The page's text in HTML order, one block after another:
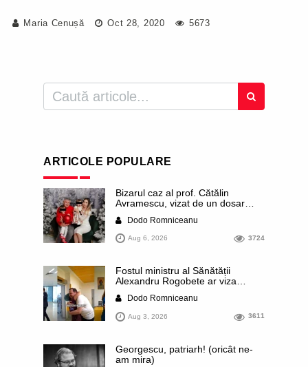
Maria Cenușă Oct 28, 2020 5673
ARTICOLE POPULARE
Bizarul caz al prof. Cătălin
Avramescu, vizat de un dosar
infantilă”. Miroase a execuție
stalinistă. Cea mai imundă parte a
presei publică inclusiv documente
dezvăluite date ultra-personale
ale profesorului, inclusiv
diagnostice și tratamente
Dodo Romniceanu
Aug 6, 2026 3724
Fostul ministru al Sănătății
Alexandru Rogobete ar viza
funcția lui Dominic Fritz de primar
al orașului Timișoara. Pesedistul
publică imagini demne de Coreea
de Nord cu femei din Timișoara
Dodo Romniceanu
Aug 3, 2026 3611
Georgescu, patriarh! (oricât ne-
am mira)